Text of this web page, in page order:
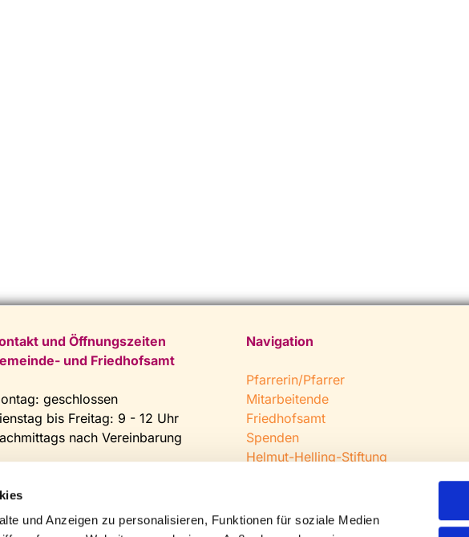
und Anzeigen zu personalisieren, Funktionen für soziale Medien
und Öffnungszeiten
und Friedhofsamt
geschlossen
bis Freitag: 9 - 12 Uhr
nach Vereinbarung
0 52 04 / 25 65
gemeindeamt@kirche-
Navigation
Pfarrerin/Pfarrer
Mitarbeitende
Friedhofsamt
Spenden
Helmut-Helling-Stiftung